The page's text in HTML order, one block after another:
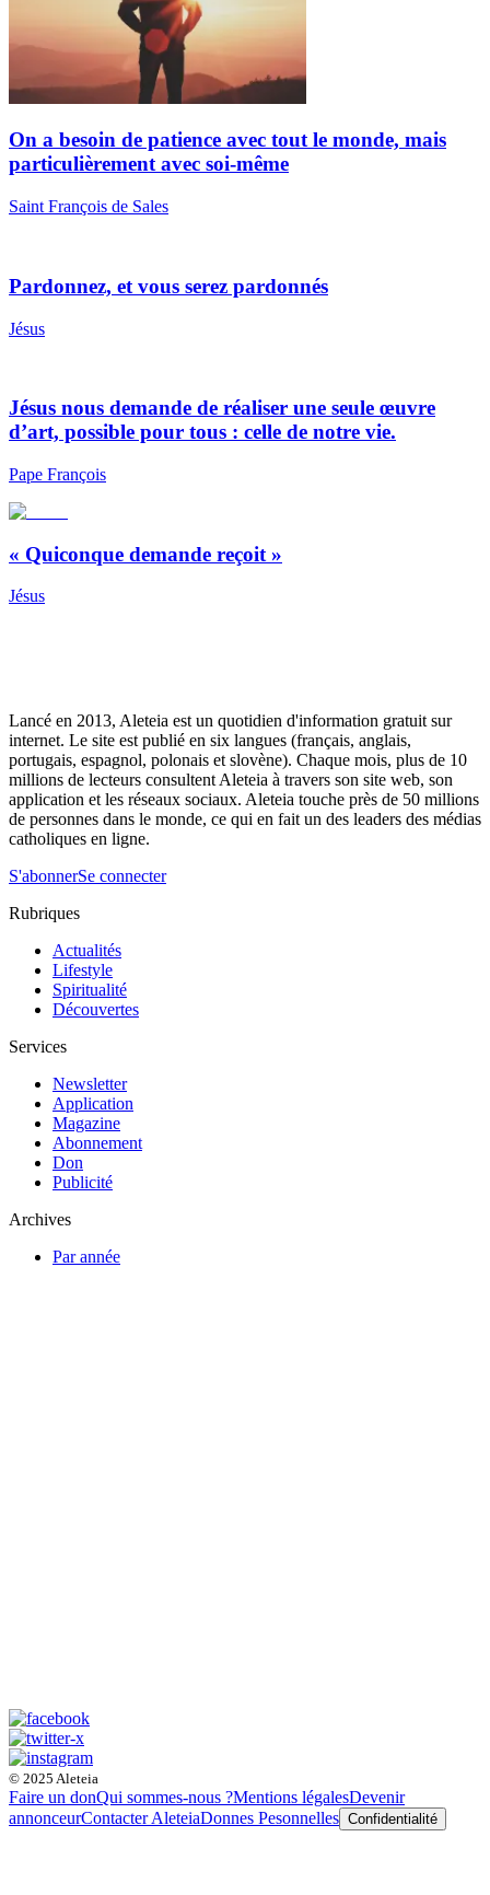
On a besoin de patience avec tout le monde, mais
particulièrement avec soi-même
Saint François de Sales
Pardonnez, et vous serez pardonnés
Jésus
Jésus nous demande de réaliser une seule œuvre
d’art, possible pour tous : celle de notre vie.
Pape François
« Quiconque demande reçoit »
Jésus
Lancé en 2013, Aleteia est un quotidien d'information gratuit sur
internet. Le site est publié en six langues (français, anglais,
portugais, espagnol, polonais et slovène). Chaque mois, plus de 10
millions de lecteurs consultent Aleteia à travers son site web, son
application et les réseaux sociaux. Aleteia touche près de 50 millions
de personnes dans le monde, ce qui en fait un des leaders des médias
catholiques en ligne.
S'abonnerSe connecter
Rubriques
Actualités
Lifestyle
Spiritualité
Découvertes
Services
Newsletter
Application
Magazine
Abonnement
Don
Publicité
Archives
Par année
© 2025 Aleteia
Faire un donQui sommes-nous ?Mentions légalesDevenir
annonceurContacter AleteiaDonnes Pesonnelles Confidentialité